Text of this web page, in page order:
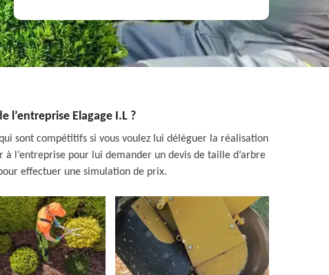
l’entreprise Elagage I.L ?
sont compétitifs si vous voulez lui déléguer la réalisation
l’entreprise pour lui demander un devis de taille d’arbre
effectuer une simulation de prix.